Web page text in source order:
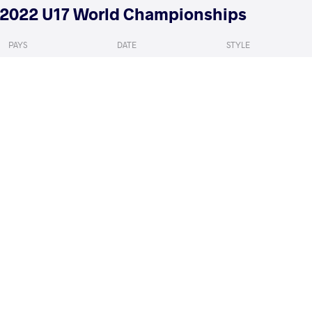
2022 U17 World Championships
PAYS DATE STYLE